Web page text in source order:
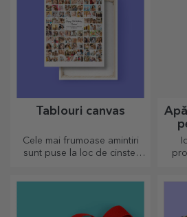
Tablouri canvas
Cele mai frumoase amintiri
sunt puse la loc de cinste!